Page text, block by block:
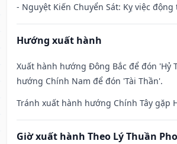
- Nguyệt Kiến Chuyển Sát: Kỵ việc động
Hướng xuất hành
Xuất hành hướng Đông Bắc để đón 'Hỷ
hướng Chính Nam để đón 'Tài Thần'.
Tránh xuất hành hướng Chính Tây gặp
Giờ xuất hành Theo Lý Thuần